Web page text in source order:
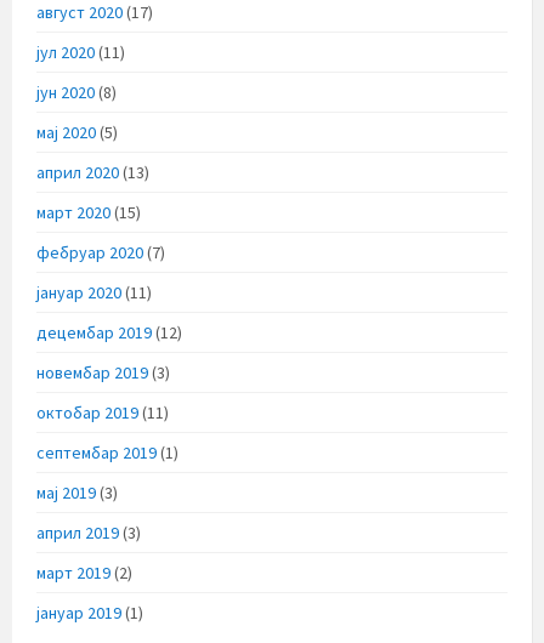
август 2020(17)
јул 2020(11)
јун 2020(8)
мај 2020(5)
април 2020(13)
март 2020(15)
фебруар 2020(7)
јануар 2020(11)
децембар 2019(12)
новембар 2019(3)
октобар 2019(11)
септембар 2019(1)
мај 2019(3)
април 2019(3)
март 2019(2)
јануар 2019(1)